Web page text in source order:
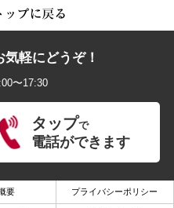
軽にどうぞ！
〜17:30
タップで
電話ができます
要 プライバシーポリシー